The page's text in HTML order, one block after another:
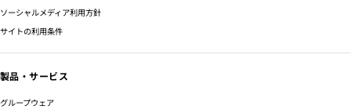
ソーシャルメディア利用方針
サイトの利用条件
製品・サービス
グループウェア